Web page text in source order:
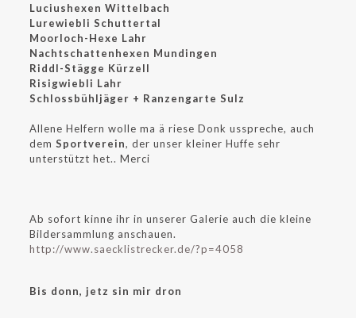
Luciushexen Wittelbach
Lurewiebli Schuttertal
Moorloch-Hexe Lahr
Nachtschattenhexen Mundingen
Riddl-Stägge Kürzell
Risigwiebli Lahr
Schlossbühljäger + Ranzengarte Sulz
Allene Helfern wolle ma ä riese Donk usspreche, auch
dem Sportverein, der unser kleiner Huffe sehr
unterstützt het.. Merci
Ab sofort kinne ihr in unserer Galerie auch die kleine
Bildersammlung anschauen.
http://www.saecklistrecker.de/?p=4058
Bis donn, jetz sin mir dron